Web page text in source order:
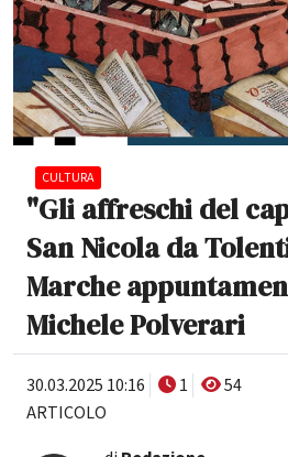
CULTURA
"Gli affreschi del
San Nicola da
Marche
Michele Polverari
30.03.2025 10:16 1
54
ARTICOLO